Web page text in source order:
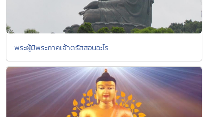
พระผู้มีพระภาคเจ้าตรัสสอนอะไร